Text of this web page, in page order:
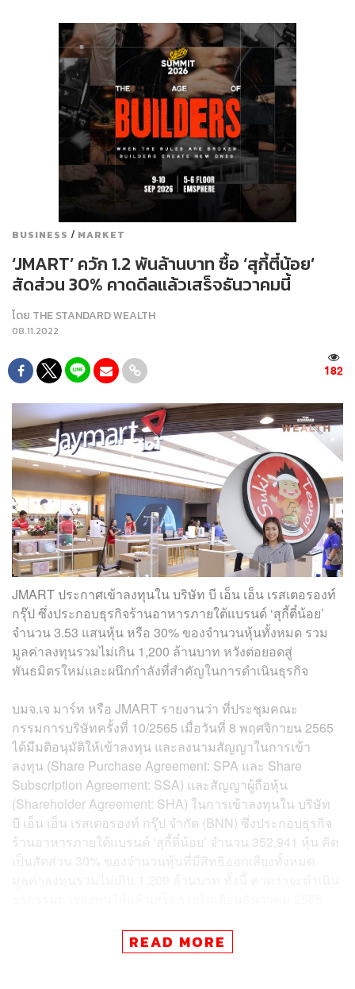
BUSINESS / MARKET
‘JMART’ ควัก 1.2 พันล้านบาท ซื้อ ‘สุกี้ตี๋น้อย’
สัดส่วน 30% คาดดีลแล้วเสร็จธันวาคมนี้
โดย THE STANDARD WEALTH
08.11.2022
182
JMART ประกาศเข้าลงทุนใน บริษัท บี เอ็น เอ็น เรสเตอรองท์
กรุ๊ป ซึ่งประกอบธุรกิจร้านอาหารภายใต้แบรนด์ ‘สุกี้ตี๋น้อย’
จำนวน 3.53 แสนหุ้น หรือ 30% ของจำนวนหุ้นทั้งหมด รวม
มูลค่าลงทุนรวมไม่เกิน 1,200 ล้านบาท หวังต่อยอดสู่
พันธมิตรใหม่และผนึกกำลังที่สำคัญในการดำเนินธุรกิจ
บมจ.เจ มาร์ท หรือ JMART รายงานว่า ที่ประชุมคณะ
กรรมการบริษัทครั้งที่ 10/2565 เมื่อวันที่ 8 พฤศจิกายน 2565
ได้มีมติอนุมัติให้เข้าลงทุน และลงนามสัญญาในการเข้า
ลงทุน (Share Purchase Agreement: SPA และ Share
Subscription Agreement: SSA) และสัญญาผู้ถือหุ้น
(Shareholder Agreement: SHA) ในการเข้าลงทุนใน บริษัท
บี เอ็น เอ็น เรสเตอรองท์ กรุ๊ป จำกัด (BNN) ซึ่งประกอบธุรกิจ
ร้านอาหารภายใต้แบรนด์ ‘สุกี้ตี๋น้อย’ จำนวน 352,941 หุ้น คิด
เป็นสัดส่วน 30% ของจำนวนหุ้นที่มีสิทธิออกเสียงทั้งหมด
READ MORE